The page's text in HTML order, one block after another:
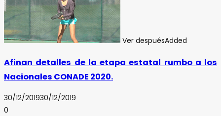
Ver despuésAdded
Afinan detalles de la etapa estatal rumbo a los
Nacionales CONADE 2020.
30/12/201930/12/2019
0